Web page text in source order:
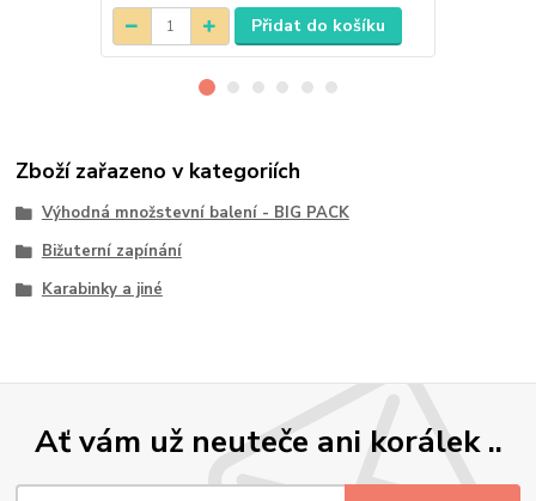
Přidat do košíku
Zboží zařazeno v kategoriích
Výhodná množstevní balení - BIG PACK
Bižuterní zapínání
Karabinky a jiné
Ať vám už neuteče ani korálek ..